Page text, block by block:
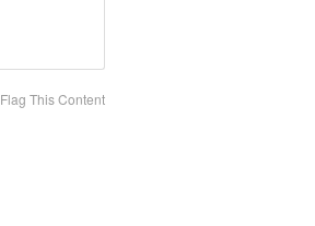
Flag This Content